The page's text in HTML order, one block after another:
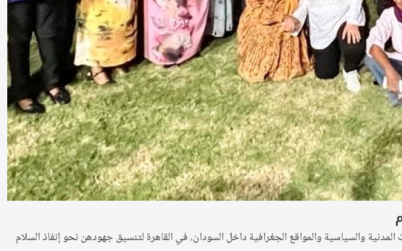
الخلفيات المدنية والسياسية والمواقع الجغرافية داخل السودان، في القاهرة لتنسيق جهودهن نحو إنفاذ السلام